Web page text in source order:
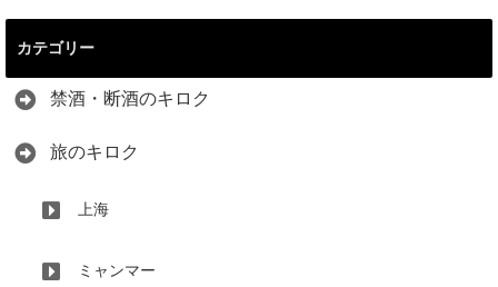
カテゴリー
禁酒・断酒のキロク
旅のキロク
上海
ミャンマー